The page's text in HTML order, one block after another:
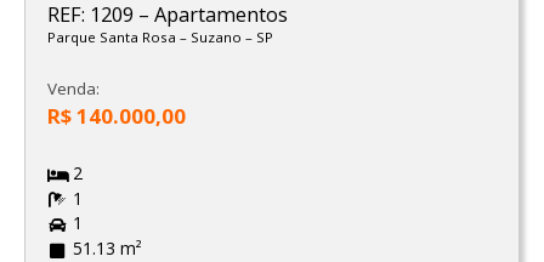
REF: 1209 – Apartamentos
Parque Santa Rosa – Suzano – SP
Venda:
R$ 140.000,00
2
1
1
51.13 m²